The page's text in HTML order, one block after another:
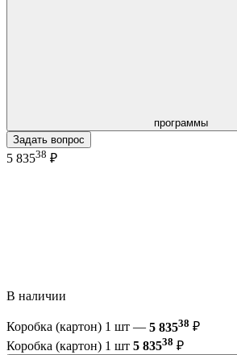
программы
Задать вопрос
5 83538 ₽
В наличии
Коробка (картон) 1 шт — 5 83538 ₽
Коробка (картон) 1 шт 5 83538 ₽